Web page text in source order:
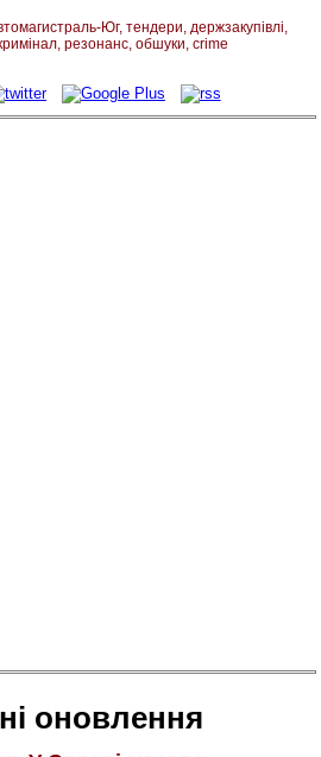
Юг тендери держзакупівлі
резонанс обшуки crime
оновлення